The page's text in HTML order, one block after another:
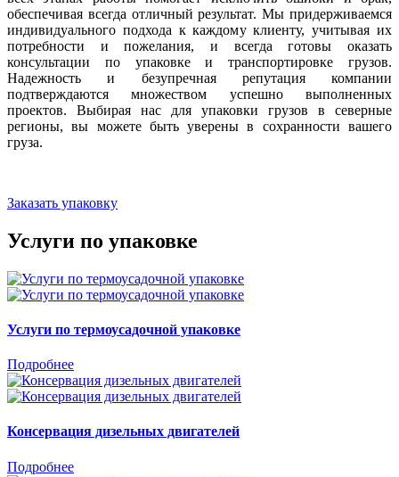
обеспечивая всегда отличный результат. Мы придерживаемся
индивидуального подхода к каждому клиенту, учитывая их
потребности и пожелания, и всегда готовы оказать
консультации по упаковке и транспортировке грузов.
Надежность и безупречная репутация компании
подтверждаются множеством успешно выполненных
проектов. Выбирая нас для упаковки грузов в северные
регионы, вы можете быть уверены в сохранности вашего
груза.
Заказать упаковку
Услуги по упаковке
Услуги по термоусадочной упаковке
Подробнее
Консервация дизельных двигателей
Подробнее